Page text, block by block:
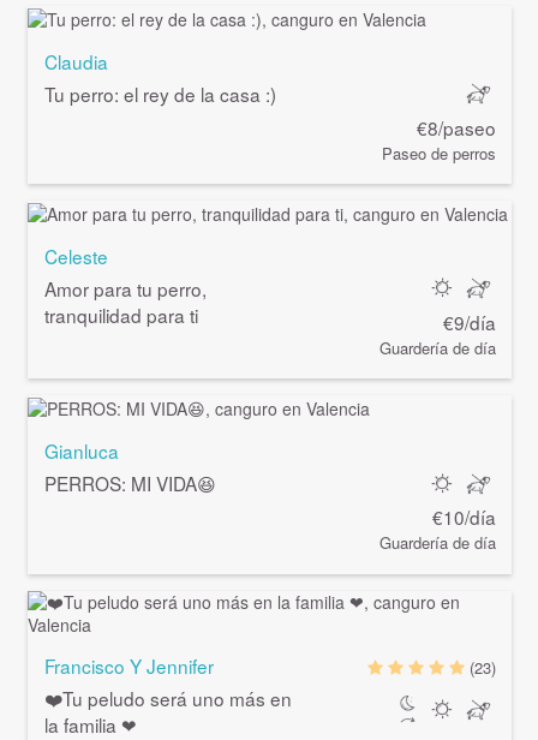
Claudia
Tu perro: el rey de la casa :)
€8/paseo
Paseo de perros
Celeste
Amor para tu perro,
tranquilidad para ti
€9/día
Guardería de día
Gianluca
PERROS: MI VIDA😆
€10/día
Guardería de día
Francisco Y Jennifer
❤️Tu peludo será uno más en
la familia ❤
(23)